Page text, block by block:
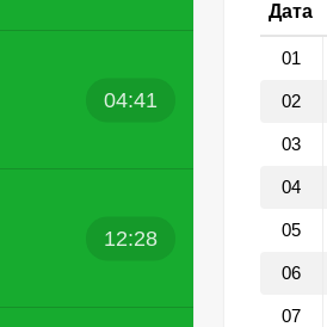
04:41
12:28
Дата
01
02
03
04
05
06
07